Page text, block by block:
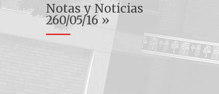
Notas y Noticias
260/05/16 »